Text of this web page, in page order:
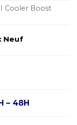
Cooler Boost
– 48H